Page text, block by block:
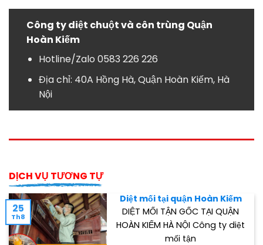
Công ty diệt chuột và côn trùng Quận
Hoàn Kiếm
Hotline/Zalo 0583 226 226
Địa chỉ: 40A Hồng Hà, Quận Hoàn Kiếm, Hà
Nội
DỊCH VỤ TƯƠNG TỰ
Diệt mối tại quận Hoàn Kiếm
DIỆT MỐI TẬN GỐC TẠI QUẬN
HOÀN KIẾM HÀ NỘI Công ty diệt
mối tận
25
Th8